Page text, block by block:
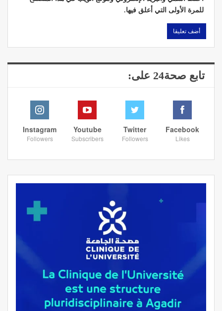
للمرة الأولى التي أعلق فيها.
تابع صحة24 على:
Facebook
Likes
Twitter
Followers
Youtube
Subscribers
Instagram
Followers